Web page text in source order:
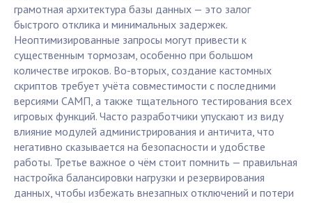
грамотная архитектура базы данных — это залог
быстрого отклика и минимальных задержек.
Неоптимизированные запросы могут привести к
существенным тормозам, особенно при большом
количестве игроков. Во-вторых, создание кастомных
скриптов требует учёта совместимости с последними
версиями САМП, а также тщательного тестирования всех
игровых функций. Часто разработчики упускают из виду
влияние модулей администрирования и античита, что
негативно сказывается на безопасности и удобстве
работы. Третье важное о чём стоит помнить — правильная
настройка балансировки нагрузки и резервирования
данных, чтобы избежать внезапных отключений и потери